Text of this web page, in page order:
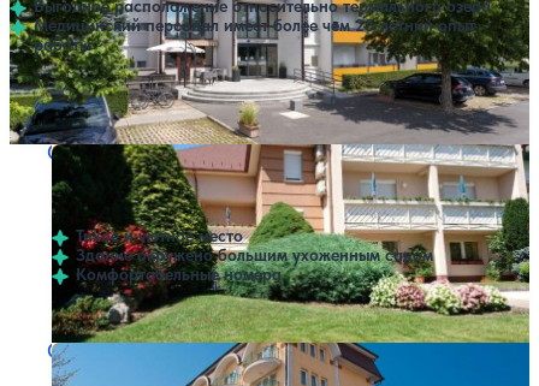
Выгодное расположение относительно термального озера
Медицинский персонал имеет более чем 25-летний опыт
работы
Профилей лечения:1
Санаторий Klara Villa
Тихое и уютное место
Здание окружено большим ухоженным садом
Комфортабельные номера
Нет цен или свободных мест на выбранные даты
Выбрать другой вариант
Санаторий Palace Heviz
Нет цен или свободных мест на выбранные даты
Выбрать другой вариант